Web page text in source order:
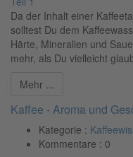
Da der Inhalt einer
solltest Du dem
Härte, Mineralien und
mehr, als Du vielleicht
Mehr ...
Kaffee - Aroma und
Kategorie :
Kommentare : 0